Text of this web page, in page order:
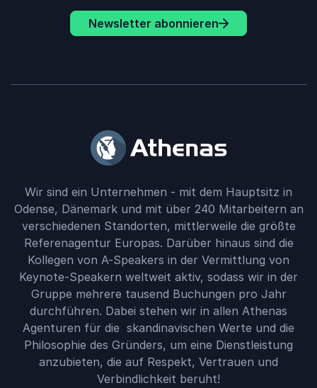
Newsletter abonnieren
Wir sind ein Unternehmen - mit dem Hauptsitz in
Odense, Dänemark und mit über 240 Mitarbeitern an
verschiedenen Standorten, mittlerweile die größte
Referenagentur Europas. Darüber hinaus sind die
Kollegen von A-Speakers in der Vermittlung von
Keynote-Speakern weltweit aktiv, sodass wir in der
Gruppe mehrere tausend Buchungen pro Jahr
durchführen. Dabei stehen wir in allen Athenas
Agenturen für die skandinavischen Werte und die
Philosophie des Gründers, um eine Dienstleistung
anzubieten, die auf Respekt, Vertrauen und
Verbindlichkeit beruht!